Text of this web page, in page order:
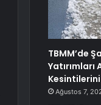
TBMM’de
Yatırımları
Kesintilerini
Ağustos 7,